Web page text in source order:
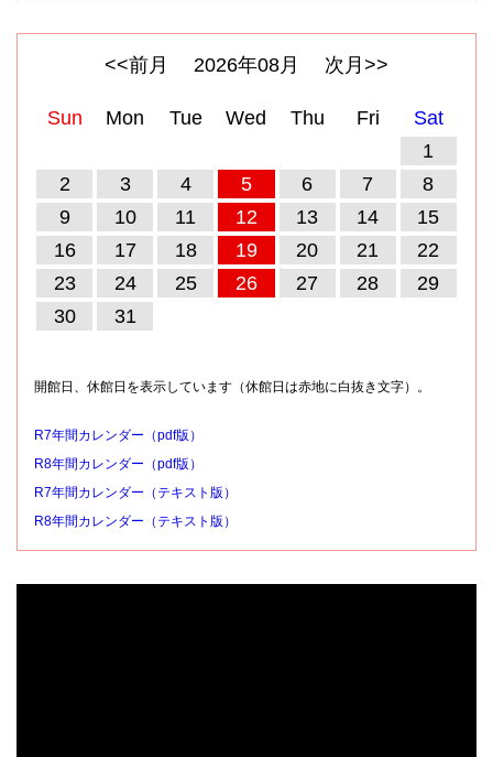
<<前月 2026年08月 次月>>
Sun Mon Tue Wed Thu Fri
Sat
1
2
3 4 5 6 7
8
9
10 11 12 13 14
15
16
17 18 19 20 21
22
23
24 25 26 27 28
29
30
31
開館日、休館日を表示しています（休館日は赤地に白抜き文字）。
R7年間カレンダー（pdf版）
R8年間カレンダー（pdf版）
R7年間カレンダー（テキスト版）
R8年間カレンダー（テキスト版）